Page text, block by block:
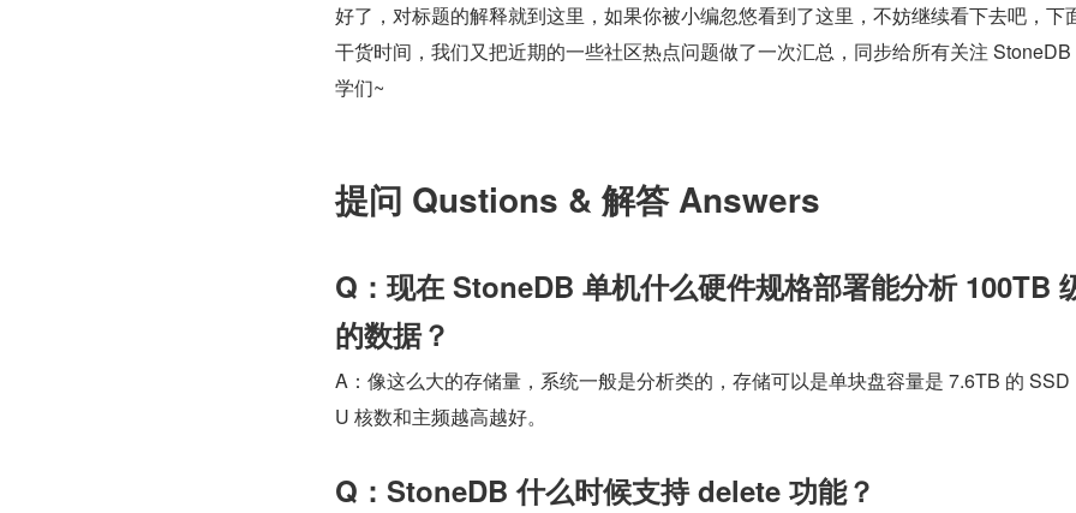
好了，对标题的解释就到这里，如果你被小编忽悠看到了这里，不妨继续看下去吧，下
干货时间，我们又把近期的一些社区热点问题做了一次汇总，同步给所有关注
学们~
提问 Qustions & 解答 Answers
Q：现在 StoneDB 单机什么硬件规格部署能分析 100TB
的数据？
A：像这么大的存储量，系统一般是分析类的，存储可以是单块盘容量是 7.6TB 的
U 核数和主频越高越好。
Q：StoneDB 什么时候支持 delete 功能？